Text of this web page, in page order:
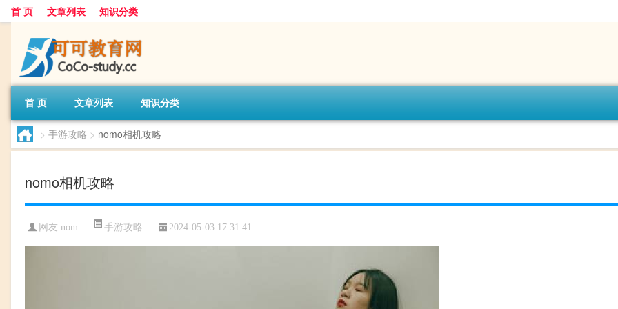
首 页 文章列表 知识分类
首 页 文章列表 知识分类
> 手游攻略 > nomo相机攻略
nomo相机攻略
网友:nom 手游攻略 2024-05-03 17:31:41